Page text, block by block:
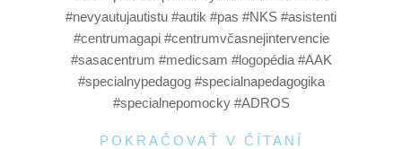
#nevyautujautistu #autik #pas #NKS #asistenti
#centrumagapi #centrumvčasnejintervencie
#sasacentrum #medicsam #logopédia #AAK
#specialnypedagog #specialnapedagogika
#specialnepomocky #ADROS
POKRAČOVAŤ V ČÍTANÍ